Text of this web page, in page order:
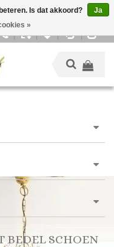
BEDEL SCHOEN
Is dat akkoord?
Ja
»